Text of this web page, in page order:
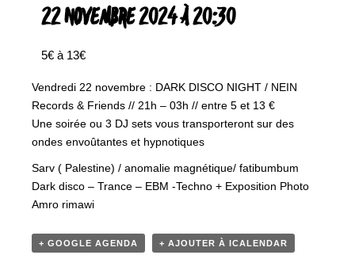
22 NOVEMBRE 2024 À 20:30
5€ à 13€
Vendredi 22 novembre : DARK DISCO NIGHT / NEIN
Records & Friends // 21h – 03h // entre 5 et 13 €
Une soirée ou 3 DJ sets vous transporteront sur des
ondes envoûtantes et hypnotiques
Sarv ( Palestine) / anomalie magnétique/ fatibumbum
Dark disco – Trance – EBM -Techno + Exposition Photo
Amro rimawi
+ GOOGLE AGENDA + AJOUTER À ICALENDAR